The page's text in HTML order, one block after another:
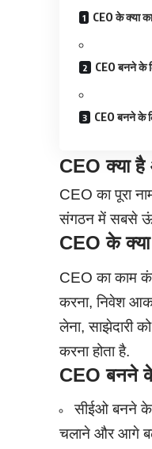
CEO के क्या
CEO बनने के
CEO बनने के
CEOक्या है
CEO का पूरा
संगठन में सबसे
CEOके
CEO का काम
करना, निवेश
लेना, साझेदारी
करना होता है.
CEOबनने
सीईओ बनने के
चलाने और आगे